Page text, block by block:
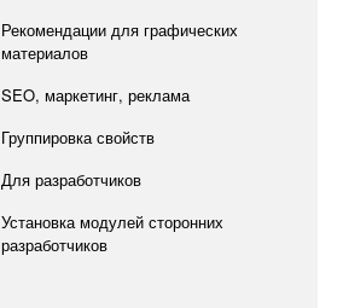
Рекомендации для графических
материалов
SEO, маркетинг, реклама
Группировка свойств
Для разработчиков
Установка модулей сторонних
разработчиков